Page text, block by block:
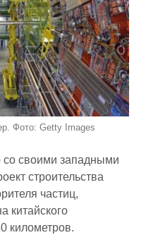
Фото: Getty Images
со своими западными
строительства
частиц,
китайского
километров.